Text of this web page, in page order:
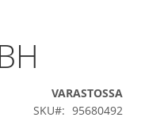
VARASTOSSA
SKU
95680492